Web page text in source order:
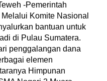
-Pemerintah
Komite Nasional
bantuan untuk
di Pulau Sumatera.
penggalangan dana
elemen
Himpunan